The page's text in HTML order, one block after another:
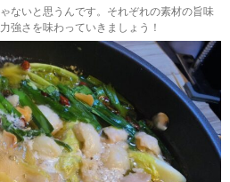
ないと思うんです。それぞれの素材の旨味
強さを味わっていきましょう！